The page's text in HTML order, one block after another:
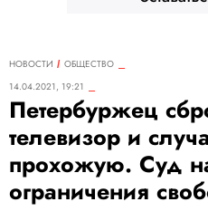
НОВОСТИ
ОБЩЕСТВО
14.04.2021, 19:21
Петербуржец
телевизор и
прохожую. Суд
ограничения